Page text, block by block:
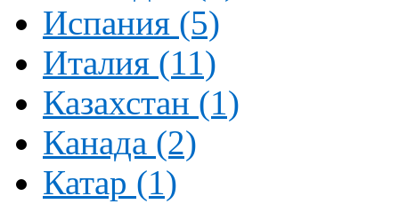
Испания (5)
Италия (11)
Казахстан (1)
Канада (2)
Катар (1)